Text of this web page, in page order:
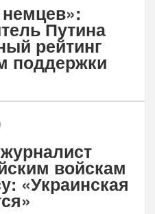
Путина
рейтинг
поддержки
войскам
«Украинская